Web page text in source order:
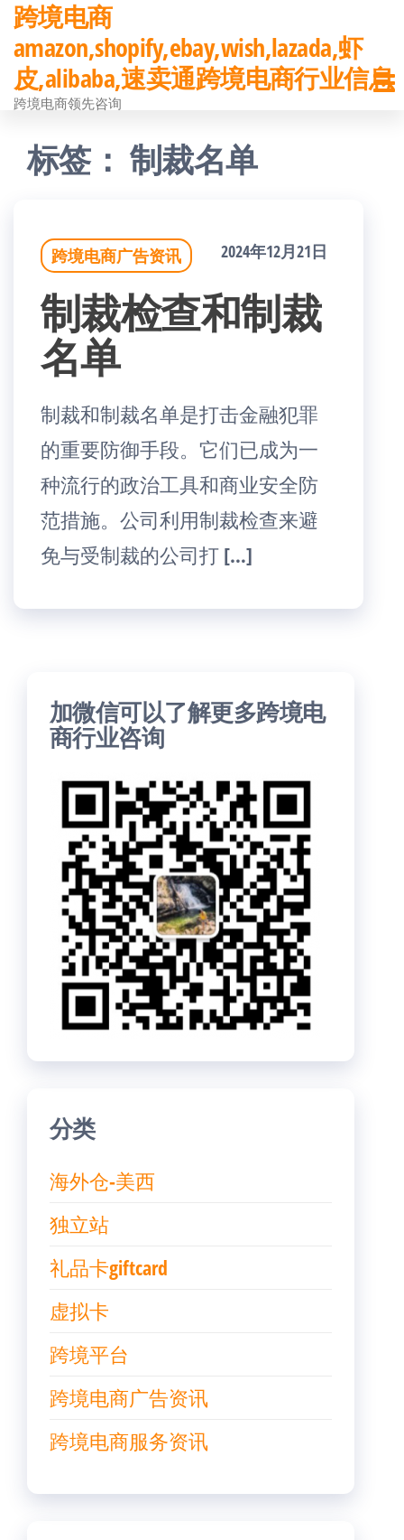
前
往
内
跨境电商
amazon,shopify,ebay,wish,lazada,虾
皮,alibaba,速卖通跨境电商行业信息
跨境电商领先咨询
标签：制裁名单
跨境电商广告资讯 2024年12月21日
制裁检查和制裁
名单
制裁和制裁名单是打击金融犯罪
的重要防御手段。它们已成为一
种流行的政治工具和商业安全防
范措施。公司利用制裁检查来避
免与受制裁的公司打 […]
加微信可以了解更多跨境电
商行业咨询
分类
海外仓-美西
独立站
礼品卡giftcard
虚拟卡
跨境平台
跨境电商广告资讯
跨境电商服务资讯